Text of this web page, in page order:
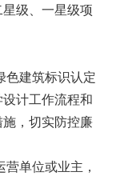
级、一星级项
色建筑标识认定
计工作流程和
，切实防控廉
单位或业主，